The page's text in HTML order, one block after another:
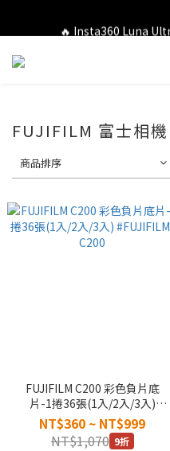
🔥 Insta360 Luna
🔥 Insta360 GO Ultra Hello
FUJIFILM 富士相機
商品排序
FUJIFILM C200 彩色負片底
片-1捲36張(1入/2入/3入)
#FUJIFILM-C200
NT$360 ~ NT$999
NT$1,070 9折